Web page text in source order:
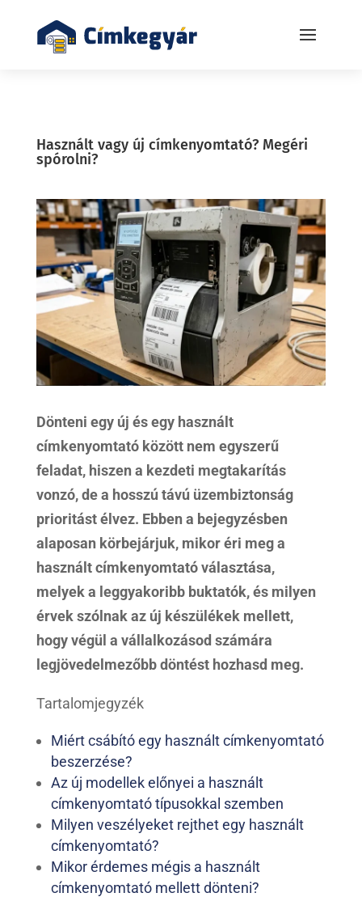
Használt vagy új címkenyomtató? Megéri
spórolni?
Dönteni egy új és egy használt
címkenyomtató között nem egyszerű
feladat, hiszen a kezdeti megtakarítás
vonzó, de a hosszú távú üzembiztonság
prioritást élvez. Ebben a bejegyzésben
alaposan körbejárjuk, mikor éri meg a
használt címkenyomtató választása,
melyek a leggyakoribb buktatók, és milyen
érvek szólnak az új készülékek mellett,
hogy végül a vállalkozásod számára
legjövedelmezőbb döntést hozhasd meg.
Tartalomjegyzék
Miért csábító egy használt címkenyomtató
beszerzése?
Az új modellek előnyei a használt
címkenyomtató típusokkal szemben
Milyen veszélyeket rejthet egy használt
címkenyomtató?
Mikor érdemes mégis a használt
címkenyomtató mellett dönteni?